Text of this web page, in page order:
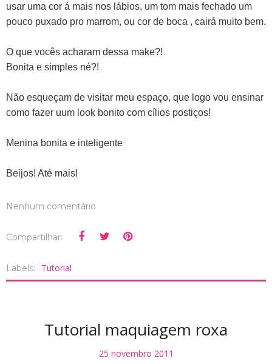
usar uma cor á mais nos lábios, um tom mais fechado um
pouco puxado pro marrom, ou cor de boca , cairá muito bem.
O que vocês acharam dessa make?!
Bonita e simples né?!
Não esqueçam de visitar meu espaço, que logo vou ensinar
como fazer uum look bonito com cílios postiços!
Menina bonita e inteligente
Beijos! Até mais!
Nenhum comentário
Compartilhar:
Labels: Tutorial
Tutorial maquiagem roxa
25 novembro 2011